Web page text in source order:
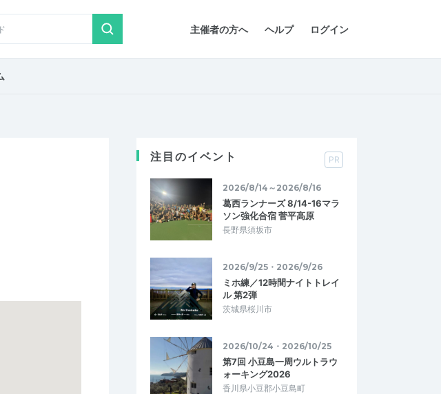
主催者の方へ ヘルプ ログイン
注目のイベント PR
2026/8/14～2026/8/16
葛西ランナーズ 8/14-16マラ
ソン強化合宿 菅平高原
長野県須坂市
2026/9/25・2026/9/26
ミホ練／12時間ナイトトレイ
ル 第2弾
茨城県桜川市
2026/10/24・2026/10/25
第7回 小豆島一周ウルトラウ
ォーキング2026
香川県小豆郡小豆島町